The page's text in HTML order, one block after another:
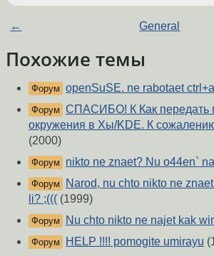
← General
Похожие темы
Форум openSuSE. ne rabotaet
Форум СПАСИБО! К Как передать
окружения в Хы/KDE. К
(2000)
Форум nikto ne znaet? Nu o44en`
Форум
Narod, nu chto nikto ne
li? ;((( (1999)
Форум Nu chto nikto ne najet kak
Форум HELP !!!! pomogite umirayu